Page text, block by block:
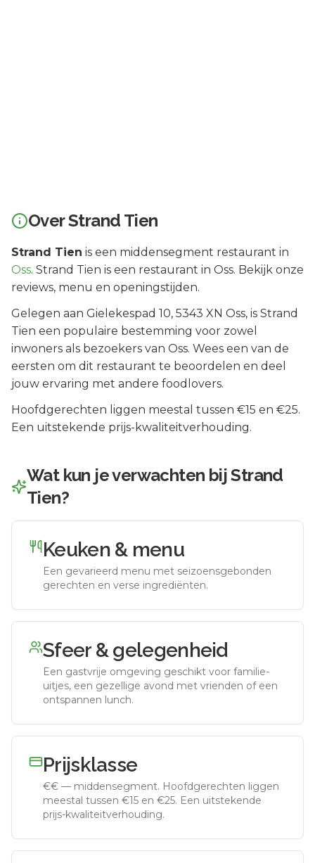
OverStrand Tien
Strand Tien is een middensegment restaurant in
Oss. Strand Tien is een restaurant in Oss. Bekijk onze
reviews, menu en openingstijden.
Gelegen aan Gielekespad 10, 5343 XN Oss, is Strand
Tien een populaire bestemming voor zowel
inwoners als bezoekers van Oss. Wees een van de
eersten om dit restaurant te beoordelen en deel
jouw ervaring met andere foodlovers.
Hoofdgerechten liggen meestal tussen €15 en €25.
Een uitstekende prijs-kwaliteitverhouding.
Wat kun je verwachten bijStrand
Tien?
Keuken & menu
Een gevarieerd menu met seizoensgebonden
gerechten en verse ingrediënten.
Sfeer & gelegenheid
Een gastvrije omgeving geschikt voor familie-
uitjes, een gezellige avond met vrienden of een
ontspannen lunch.
Prijsklasse
€€ — middensegment. Hoofdgerechten liggen
meestal tussen €15 en €25. Een uitstekende
prijs-kwaliteitverhouding.